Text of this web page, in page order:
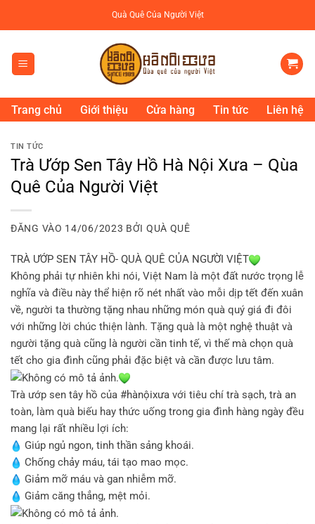
dung
Quà Quê Của Người Việt
Trang chủ Giới thiệu Cửa hàng Tin tức Liên hệ
TIN TỨC
Trà Ướp Sen Tây Hồ Hà Nội Xưa – Qùa
Quê Của Người Việt
ĐĂNG VÀO 14/06/2023 BỞI QUÀ QUÊ
TRÀ ƯỚP SEN TÂY HỒ- QUÀ QUÊ CỦA NGƯỜI VIỆT
Không phải tự nhiên khi nói, Việt Nam là một đất nước trọng lễ
nghĩa và điều này thể hiện rõ nét nhất vào mỗi dịp tết đến xuân
về, người ta thường tặng nhau những món quà quý giá đi đôi
với những lời chúc thiện lành. Tặng quà là một nghệ thuật và
người tặng quà cũng là người cần tinh tế, vì thế mà chọn quà
tết cho gia đình cũng phải đặc biệt và cần được lưu tâm.
Trà ướp sen tây hồ của #hànộixưa với tiêu chí trà sạch, trà an
toàn, làm quà biếu hay thức uống trong gia đình hàng ngày đều
mang lại rất nhiều lợi ích:
Giúp ngủ ngon, tinh thần sảng khoái.
Chống chảy máu, tái tạo mao mọc.
Giảm mỡ máu và gan nhiễm mỡ.
Giảm căng thẳng, mệt mỏi.